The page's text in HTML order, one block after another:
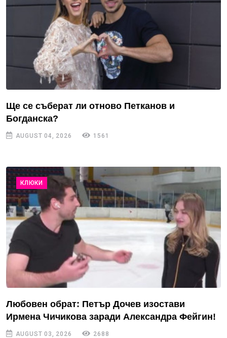
Ще се съберат ли отново Петканов и
Богданска?
AUGUST 04, 2026 1561
КЛЮКИ
Любовен обрат: Петър Дочев изостави
Ирмена Чичикова заради Александра Фейгин!
AUGUST 03, 2026 2688